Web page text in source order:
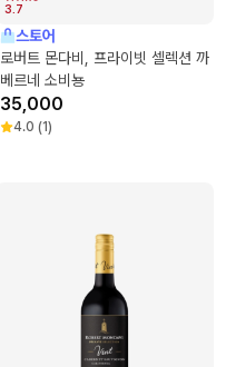
3.7
스토어
로버트 몬다비, 프라이빗 셀렉션 까
베르네 소비뇽
35,000
4.0 (1)